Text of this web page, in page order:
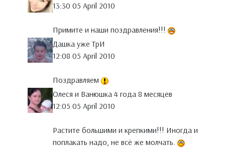
13:30 05 April 2010
Примите и наши поздравления!!!
Дашка уже ТрИ
12:08 05 April 2010
Поздравляем
Олеся и Ванюшка 4 года 8 месяцев
12:05 05 April 2010
Растите большими и крепкими!!! Иногда и
поплакать надо, не всё же молчать.